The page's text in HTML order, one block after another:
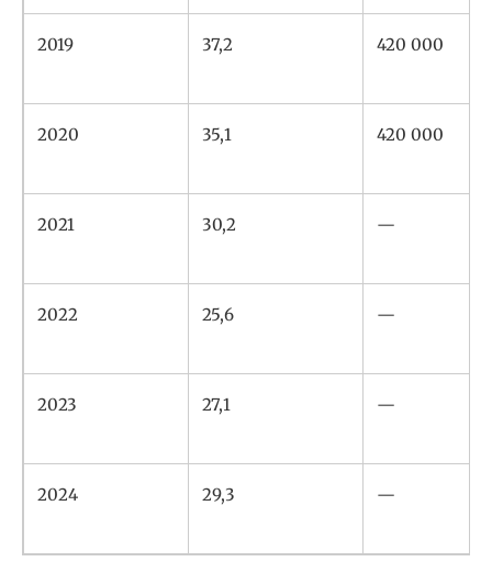
2019 37,2 420 000
2020 35,1 420 000
2021 30,2 —
2022 25,6 —
2023 27,1 —
2024 29,3 —